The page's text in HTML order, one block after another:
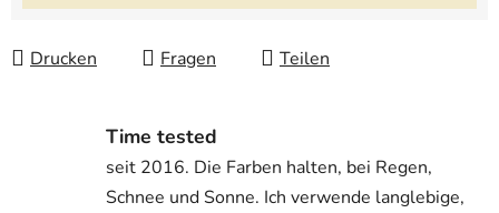
Drucken Fragen Teilen
Time tested
seit 2016. Die Farben halten, bei Regen,
Schnee und Sonne. Ich verwende langlebige,